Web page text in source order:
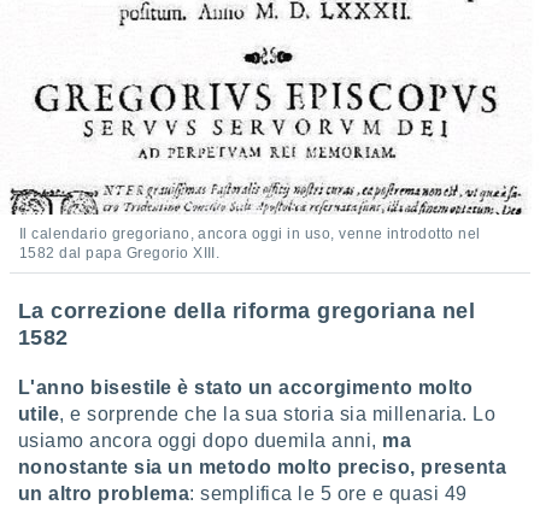
e
delle
e degli
nostri
Il calendario gregoriano, ancora oggi in uso, venne introdotto nel
1582 dal papa Gregorio XIII.
La correzione della riforma gregoriana nel
1582
L'anno bisestile è stato un accorgimento molto
utile, e sorprende che la sua storia sia millenaria. Lo
usiamo ancora oggi dopo duemila anni, ma
nonostante sia un metodo molto preciso, presenta
un altro problema: semplifica le 5 ore e quasi 49